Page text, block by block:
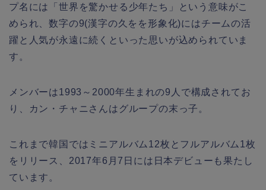
プ名には「世界を驚かせる少年たち」という意味がこ
められ、数字の9(漢字の久をを形象化)にはチームの活
躍と人気が永遠に続くといった思いが込められていま
す。
メンバーは1993～2000年生まれの9人で構成されてお
り、カン・チャニさんはグループの末っ子。
これまで韓国ではミニアルバム12枚とフルアルバム1枚
をリリース、2017年6月7日には日本デビューも果たし
ています。